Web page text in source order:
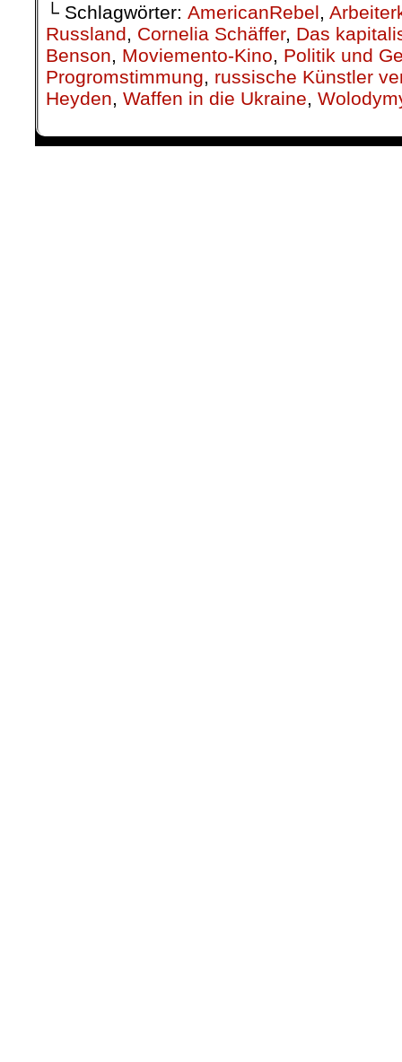
└ Schlagwörter: AmericanRebel,
Russland, Cornelia Schäffer, Das
Benson, Moviemento-Kino, Politik und
Progromstimmung, russische Künstler
Heyden, Waffen in die Ukraine,